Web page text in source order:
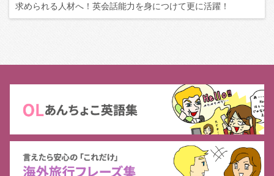
求められる人材へ！英会話能力を身につけて更に活躍！